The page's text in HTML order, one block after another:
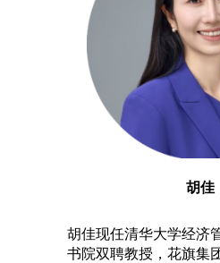
胡佳
胡佳现任清华大学经济
书院双聘教授，花旗集